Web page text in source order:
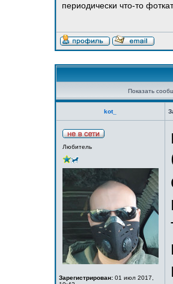
периодически что-то
Показать
kot_
Любитель
Зарегистрирован: 01 июл 2017,